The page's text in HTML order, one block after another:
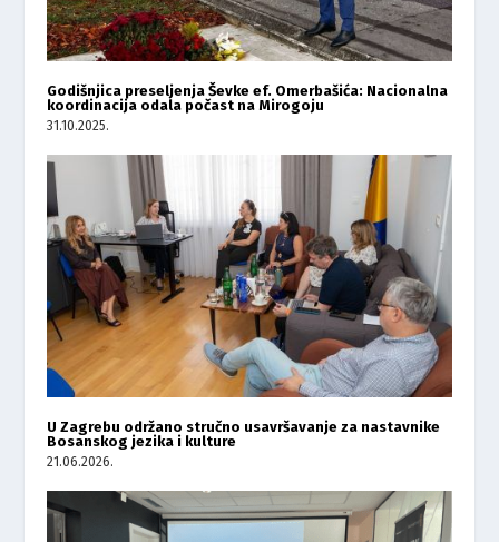
Godišnjica preseljenja Ševke ef. Omerbašića: Nacionalna
koordinacija odala počast na Mirogoju
31.10.2025.
U Zagrebu održano stručno usavršavanje za nastavnike
Bosanskog jezika i kulture
21.06.2026.